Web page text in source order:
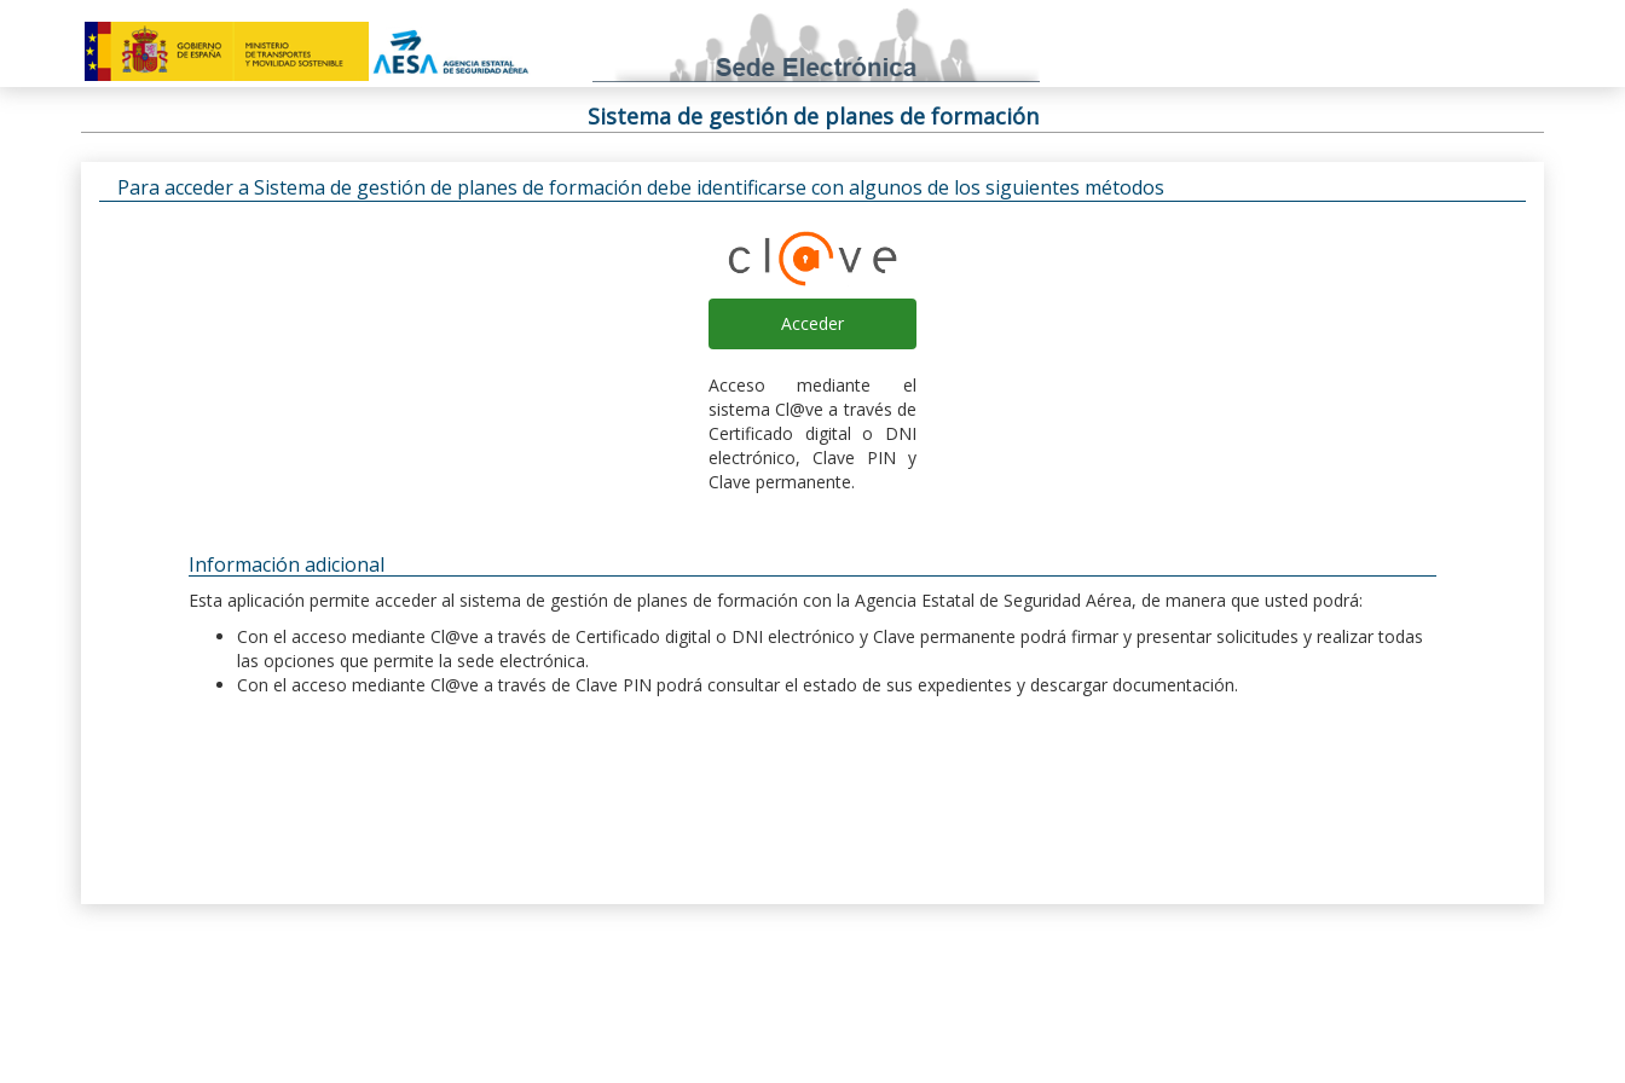
Sistema de gestión de planes de formación
Para acceder a Sistema de gestión de planes de formación debe identificarse con algunos de los siguientes métodos
Acceder
Acceso mediante el
sistema Cl@ve a través de
Certificado digital o DNI
electrónico, Clave PIN y
Clave permanente.
Información adicional
Esta aplicación permite acceder al sistema de gestión de planes de formación con la Agencia Estatal de Seguridad Aérea, de manera que usted podrá:
Con el acceso mediante Cl@ve a través de Certificado digital o DNI electrónico y Clave permanente podrá firmar y presentar solicitudes y realizar todas
las opciones que permite la sede electrónica.
Con el acceso mediante Cl@ve a través de Clave PIN podrá consultar el estado de sus expedientes y descargar documentación.